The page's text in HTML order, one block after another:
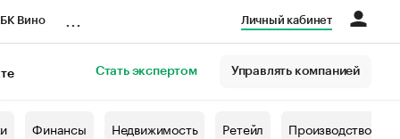
Вино Личный кабинет
Стать экспертом Управлять компанией
Финансы Недвижимость Ретейл Производство